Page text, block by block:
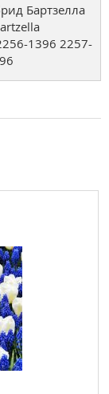
Бартзелла
1396 2257-